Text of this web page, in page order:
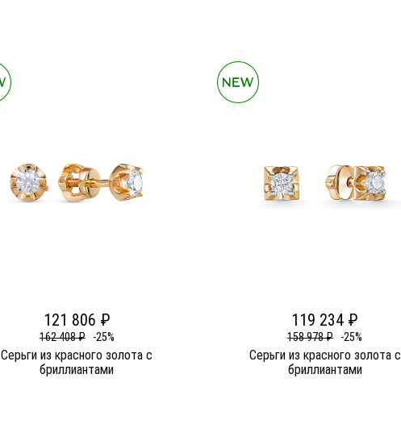
121 806 ₽
162 408 ₽ -25%
Серьги из красного золота c
бриллиантами
119 234 ₽
158 978 ₽ -25%
Серьги из красного золота c
бриллиантами